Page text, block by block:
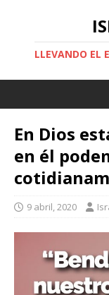
LLEVANDO EL
En Dios
en él
9 abril, 2020